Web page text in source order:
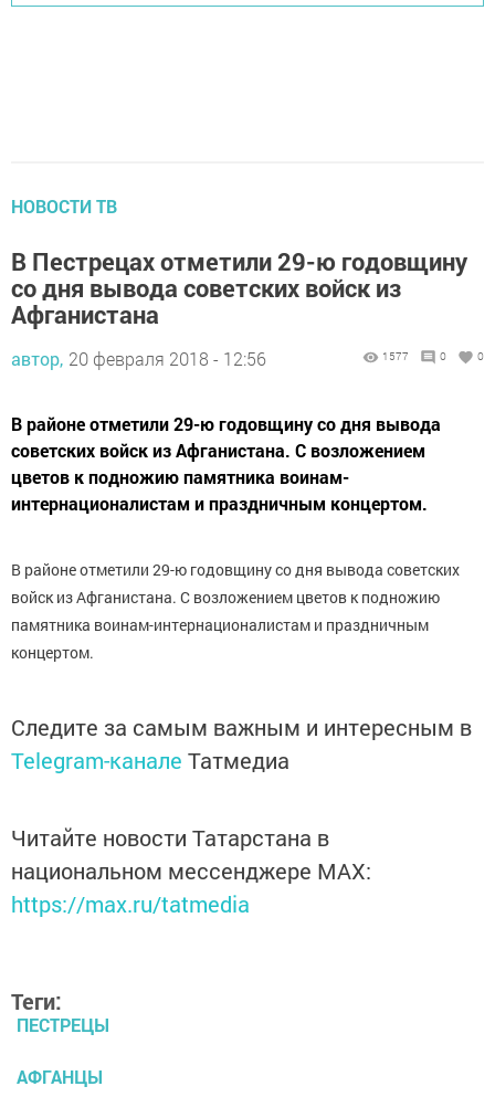
НОВОСТИ ТВ
В Пестрецах отметили 29-ю годовщину
со дня вывода советских войск из
Афганистана
автор, 20 февраля 2018 - 12:56 1577 0 0
В районе отметили 29-ю годовщину со дня вывода
советских войск из Афганистана. С возложением
цветов к подножию памятника воинам-
интернационалистам и праздничным концертом.
В районе отметили 29-ю годовщину со дня вывода советских
войск из Афганистана. С возложением цветов к подножию
памятника воинам-интернационалистам и праздничным
концертом.
Следите за самым важным и интересным в
Telegram-канале Татмедиа
Читайте новости Татарстана в
национальном мессенджере MАХ:
https://max.ru/tatmedia
Теги:
ПЕСТРЕЦЫ
АФГАНЦЫ